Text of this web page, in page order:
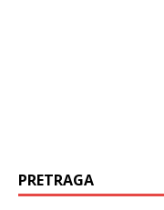
PRETRAGA